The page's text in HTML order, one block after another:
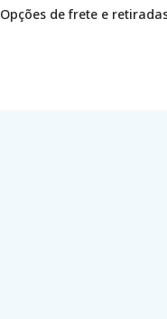
Opções de frete e